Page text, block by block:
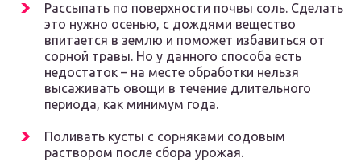
Рассыпать по поверхности почвы соль. Сделать
это нужно осенью, с дождями вещество
впитается в землю и поможет избавиться от
сорной травы. Но у данного способа есть
недостаток – на месте обработки нельзя
высаживать овощи в течение длительного
периода, как минимум года.
Поливать кусты с сорняками содовым
раствором после сбора урожая.